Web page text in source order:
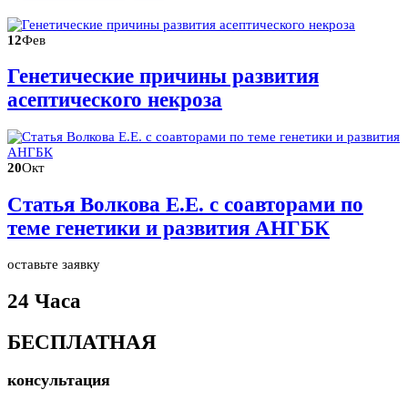
12Фев
Генетические причины развития
асептического некроза
20Окт
Статья Волкова Е.Е. с соавторами по
теме генетики и развития АНГБК
оставьте заявку
24 Часа
БЕСПЛАТНАЯ
консультация